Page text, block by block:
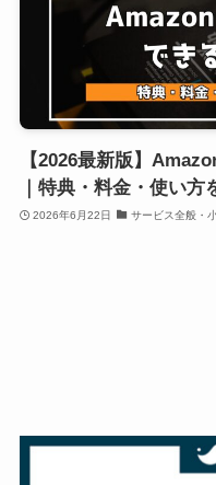
【2026最新版】
｜特典・料金・使い方
2026年6月22日 サービス全般・